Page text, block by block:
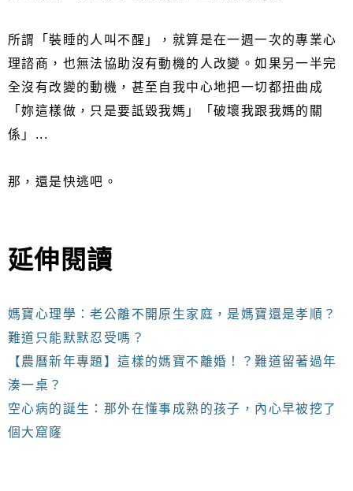
所謂「裝睡的人叫不醒」，就算是在一週一次的專業心
理諮商，也無法協助沒有動機的人改變。如果另一半完
全沒有改變的動機，甚至自我中心地把一切都扭曲成
「妳這樣做，只是要詆毀我媽」「破壞我跟我媽的關
係」...
那，還是快逃吧。
延伸閱讀
媽寶心理學：老公離不開原生家庭，是媽寶還是孝順？
難道只能默默忍受嗎？
【農曆新年專題】這樣的媽寶不離婚！？難道留著過年
湊一桌？
空心病的誕生：那外在懂事成熟的孩子，內心早被挖了
個大窟窿